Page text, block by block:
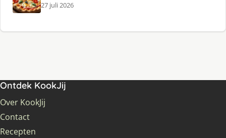
27 juli 2026
Ontdek KookJij
Over KookJij
Contact
Recepten